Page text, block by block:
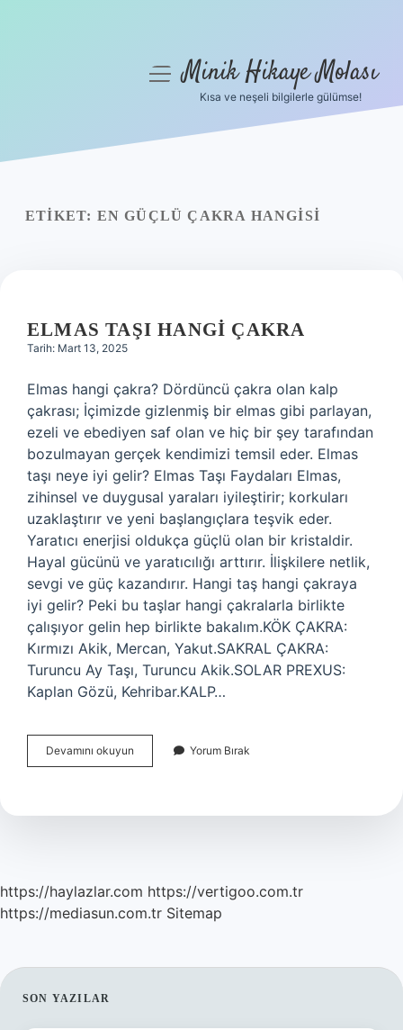
Yasal Uyarı
menüyüMinik Hikaye Molası
Kısa ve neşeli bilgilerle gülümse!
ETIKET: EN GÜÇLÜ ÇAKRA HANGISI
ELMAS TAŞI HANGI ÇAKRA
Tarih: Mart 13, 2025
Elmas hangi çakra? Dördüncü çakra olan kalp
çakrası; İçimizde gizlenmiş bir elmas gibi parlayan,
ezeli ve ebediyen saf olan ve hiç bir şey tarafından
bozulmayan gerçek kendimizi temsil eder. Elmas
taşı neye iyi gelir? Elmas Taşı Faydaları Elmas,
zihinsel ve duygusal yaraları iyileştirir; korkuları
uzaklaştırır ve yeni başlangıçlara teşvik eder.
Yaratıcı enerjisi oldukça güçlü olan bir kristaldir.
Hayal gücünü ve yaratıcılığı arttırır. İlişkilere netlik,
sevgi ve güç kazandırır. Hangi taş hangi çakraya
iyi gelir? Peki bu taşlar hangi çakralarla birlikte
çalışıyor gelin hep birlikte bakalım.KÖK ÇAKRA:
Kırmızı Akik, Mercan, Yakut.SAKRAL ÇAKRA:
Turuncu Ay Taşı, Turuncu Akik.SOLAR PREXUS:
Kaplan Gözü, Kehribar.KALP…
Devamını okuyun
Taşı
Yorum Bırak
https://haylazlar.com https://vertigoo.com.tr
https://mediasun.com.tr Sitemap
SIDEBAR
SON YAZILAR